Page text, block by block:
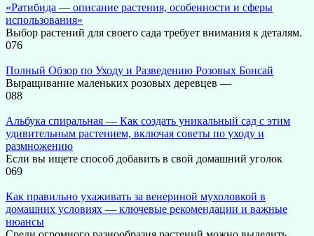
«Ратибида — описание растения, особенности и сферы
использования»
Выбор растений для своего сада требует внимания к деталям.
076
Полный Обзор по Уходу и Разведению Розовых Бонсай
Выращивание маленьких розовых деревцев —
088
Альбука спиральная — Как создать уникальный сад с этим
удивительным растением, включая советы по уходу и
размножению
Если вы ищете способ добавить в свой домашний уголок
069
Как правильно ухаживать за венериной мухоловкой в
домашних условиях — ключевые рекомендации и важные
нюансы